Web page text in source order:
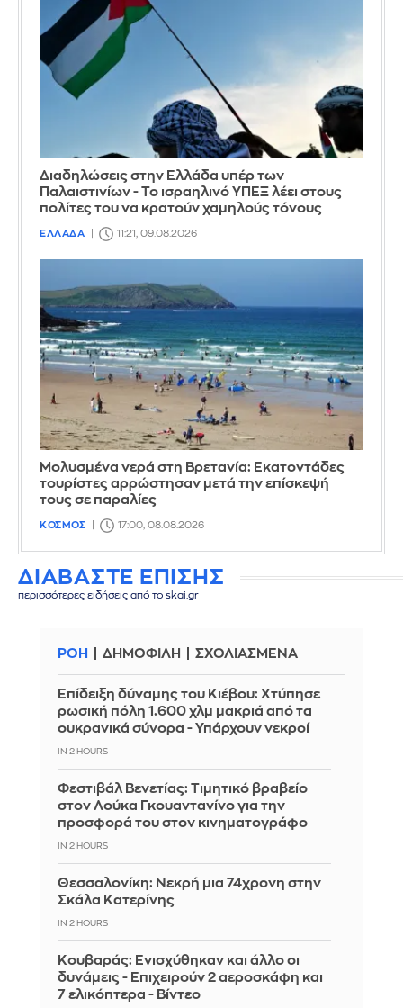
Διαδηλώσεις στην Ελλάδα υπέρ των
Παλαιστινίων - Το ισραηλινό ΥΠΕΞ λέει στους
πολίτες του να κρατούν χαμηλούς τόνους
ΕΛΛΑΔΑ 11:21, 09.08.2026
Μολυσμένα νερά στη Βρετανία: Εκατοντάδες
τουρίστες αρρώστησαν μετά την επίσκεψή
τους σε παραλίες
ΚΟΣΜΟΣ 17:00, 08.08.2026
ΔΙΑΒΑΣΤΕ ΕΠΙΣΗΣ
περισσότερες ειδήσεις από το skai.gr
ΡΟΗ ΔΗΜΟΦΙΛΗ ΣΧΟΛΙΑΣΜΕΝΑ
Επίδειξη δύναμης του Κιέβου: Χτύπησε
ρωσική πόλη 1.600 χλμ μακριά από τα
ουκρανικά σύνορα - Υπάρχουν νεκροί
IN 2 HOURS
Φεστιβάλ Βενετίας: Τιμητικό βραβείο
στον Λούκα Γκουαντανίνο για την
προσφορά του στον κινηματογράφο
IN 2 HOURS
Θεσσαλονίκη: Νεκρή μια 74χρονη στην
Σκάλα Κατερίνης
IN 2 HOURS
Κουβαράς: Ενισχύθηκαν και άλλο οι
δυνάμεις - Επιχειρούν 2 αεροσκάφη και
7 ελικόπτερα - Βίντεο